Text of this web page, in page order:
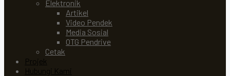
Elektronik
Artikel
Video Pendek
Media Sosial
OTG Pendrive
Cetak
Projek
Hubungi Kami